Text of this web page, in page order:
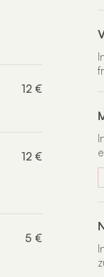
12 €
12 €
5 €